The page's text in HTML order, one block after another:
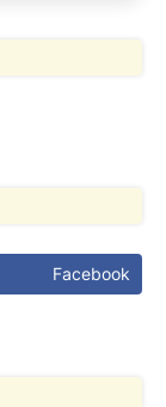
Facebook